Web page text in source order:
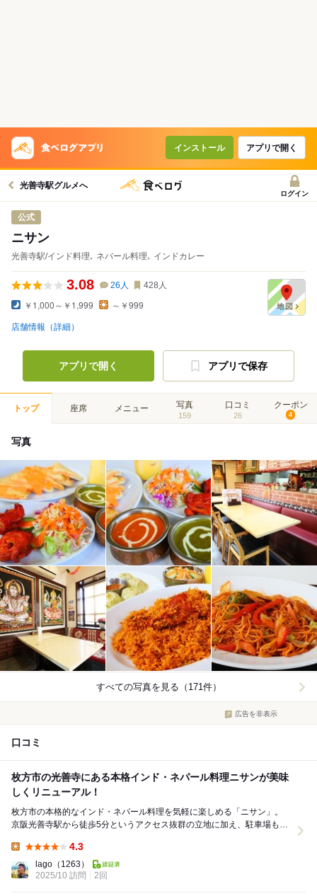
インストール アプリで開く
光善寺駅グルメへ
ログイン
公式
ニサン
光善寺駅/インド料理､ ネパール料理､ インドカレー
3.08 26 人 428 人
￥1,000～￥1,999 ～￥999
店舗情報（詳細）
アプリで開く アプリで保存
トップ 座席 メニュー 写真
159
口コミ
26
クーポン
4
写真
すべての写真を見る（171件）
広告を非表示
口コミ
枚方市の光善寺にある本格インド・ネパール料理ニサンが美味
しくリニューアル！
枚方市の本格的なインド・ネパール料理を気軽に楽しめる「ニサン」。
京阪光善寺駅から徒歩5分というアクセス抜群の立地に加え、駐車場も完
4.3
lago （1263）
2025/10 訪問
2回